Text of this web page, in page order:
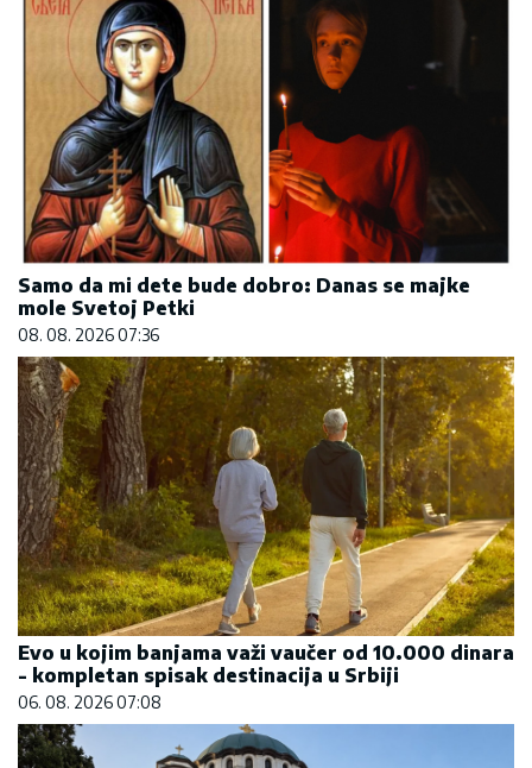
Samo da mi dete bude dobro: Danas se majke
mole Svetoj Petki
08. 08. 2026 07:36
Evo u kojim banjama važi vaučer od 10.000 dinara
- kompletan spisak destinacija u Srbiji
06. 08. 2026 07:08